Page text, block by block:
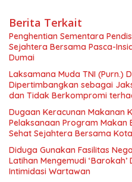
Berita Terkait
Penghentian Sementara
Sejahtera Bersama Pasca-
Dumai
Laksamana Muda TNI (Purn.)
Dipertimbangkan sebagai
dan Tidak Berkompromi
Dugaan Keracunan Makanan
Pelaksanaan Program Makan
Sehat Sejahtera Bersama
Diduga Gunakan Fasilitas
Latihan Mengemudi
Intimidasi Wartawan